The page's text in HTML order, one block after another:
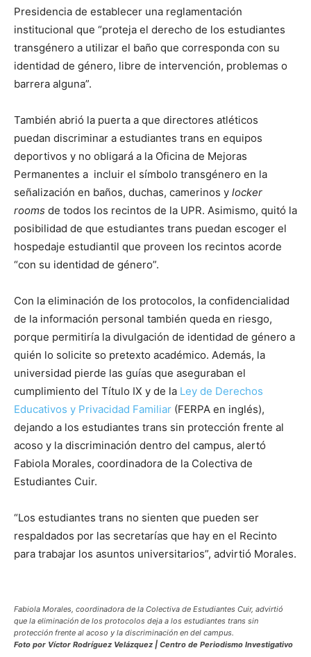
Presidencia de establecer una reglamentación
institucional que “proteja el derecho de los estudiantes
transgénero a utilizar el baño que corresponda con su
identidad de género, libre de intervención, problemas o
barrera alguna”.
También abrió la puerta a que directores atléticos
puedan discriminar a estudiantes trans en equipos
deportivos y no obligará a la Oficina de Mejoras
Permanentes a incluir el símbolo transgénero en la
señalización en baños, duchas, camerinos y locker
rooms de todos los recintos de la UPR. Asimismo, quitó la
posibilidad de que estudiantes trans puedan escoger el
hospedaje estudiantil que proveen los recintos acorde
“con su identidad de género”.
Con la eliminación de los protocolos, la confidencialidad
de la información personal también queda en riesgo,
porque permitiría la divulgación de identidad de género a
quién lo solicite so pretexto académico. Además, la
universidad pierde las guías que aseguraban el
cumplimiento del Título IX y de la Ley de Derechos
Educativos y Privacidad Familiar (FERPA en inglés),
dejando a los estudiantes trans sin protección frente al
acoso y la discriminación dentro del campus, alertó
Fabiola Morales, coordinadora de la Colectiva de
Estudiantes Cuir.
“Los estudiantes trans no sienten que pueden ser
respaldados por las secretarías que hay en el Recinto
para trabajar los asuntos universitarios”, advirtió Morales.
Fabiola Morales, coordinadora de la Colectiva de Estudiantes Cuir, advirtió
que la eliminación de los protocolos deja a los estudiantes trans sin
protección frente al acoso y la discriminación en del campus.
Foto por Víctor Rodríguez Velázquez | Centro de Periodismo Investigativo